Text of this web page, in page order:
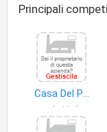
Principali
Casa Del Pane di Rota Alessandro e C. S.n.c